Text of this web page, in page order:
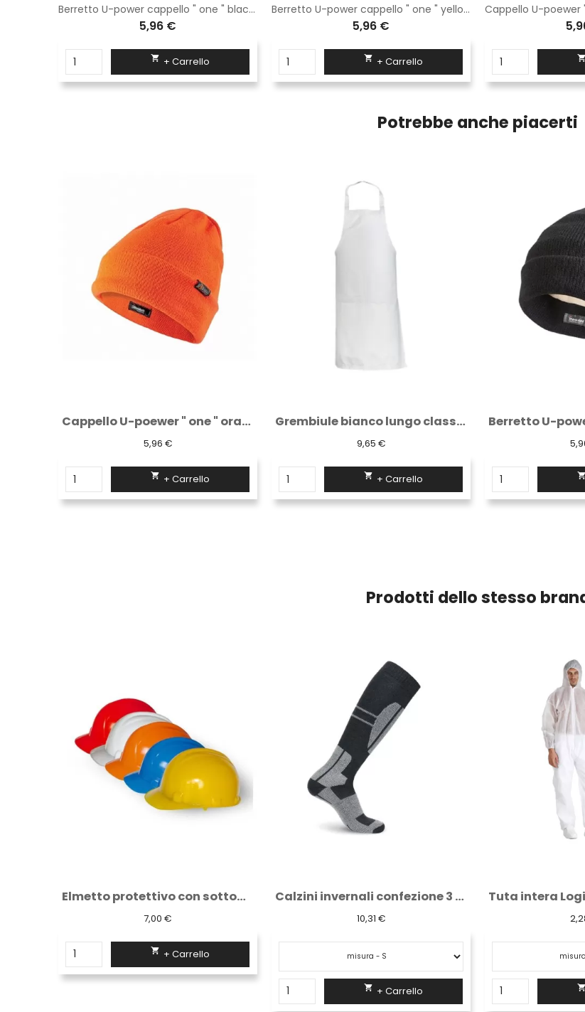
Berretto U-power cappello " one " black carbon AC127BC
5,96 €
 + Carrello
Berretto U-power cappello " one " yellow fluo AC127YF
5,96 €
 + Carrello 
Potrebbe anche piacerti
Grembiule bianco lungo classico con due...
9,65 €
 + Carrello
Berretto U-power cappello " one " black...
5,96 €
 + Carrello 
Prodotti dello stesso
Calzini invernali confezione 3 paia
10,31 €
Tuta intera Logica monouso con cappuccio...
2,28 €
 + Carrello 